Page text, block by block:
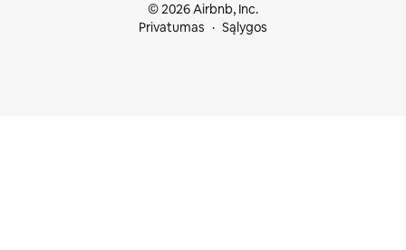
© 2026 Airbnb, Inc.
Privatumas
Sąlygos